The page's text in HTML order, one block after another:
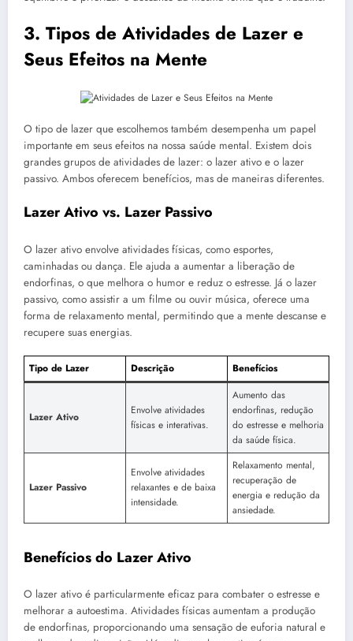
3. Tipos de Atividades de Lazer e
Seus Efeitos na Mente
O tipo de lazer que escolhemos também desempenha um papel
importante em seus efeitos na nossa saúde mental. Existem dois
grandes grupos de atividades de lazer: o lazer ativo e o lazer
passivo. Ambos oferecem benefícios, mas de maneiras diferentes.
Lazer Ativo vs. Lazer Passivo
O lazer ativo envolve atividades físicas, como esportes,
caminhadas ou dança. Ele ajuda a aumentar a liberação de
endorfinas, o que melhora o humor e reduz o estresse. Já o lazer
passivo, como assistir a um filme ou ouvir música, oferece uma
forma de relaxamento mental, permitindo que a mente descanse e
recupere suas energias.
Tipo de Lazer Descrição Benefícios
Lazer Ativo
Envolve atividades
físicas e interativas.
Aumento das
endorfinas, redução
do estresse e melhoria
da saúde física.
Lazer Passivo
Envolve atividades
relaxantes e de baixa
intensidade.
Relaxamento mental,
recuperação de
energia e redução da
ansiedade.
Benefícios do Lazer Ativo
O lazer ativo é particularmente eficaz para combater o estresse e
melhorar a autoestima. Atividades físicas aumentam a produção
de endorfinas, proporcionando uma sensação de euforia natural e